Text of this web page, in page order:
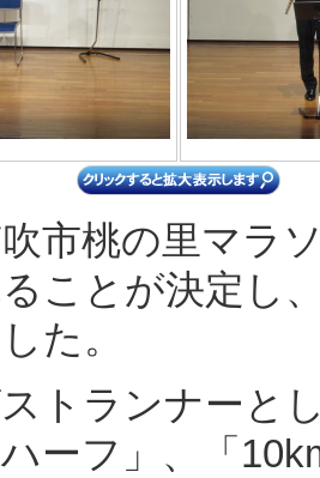
吹市桃の里マラ
ことが決定し
た。
トランナーと
ーフ」、「